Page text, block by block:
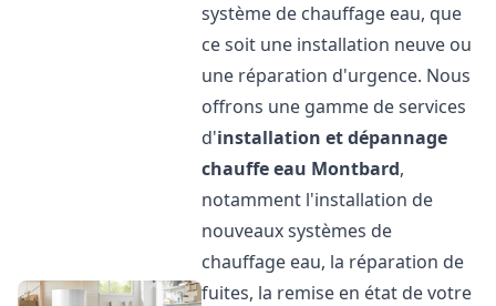
système de chauffage eau, que
ce soit une installation neuve ou
une réparation d'urgence. Nous
offrons une gamme de services
d'installation et dépannage
chauffe eau Montbard,
notamment l'installation de
nouveaux systèmes de
chauffage eau, la réparation de
fuites, la remise en état de votre